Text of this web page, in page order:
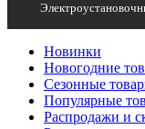
Новинки
Новогодние
Сезонные
Популярные
Распродажи и